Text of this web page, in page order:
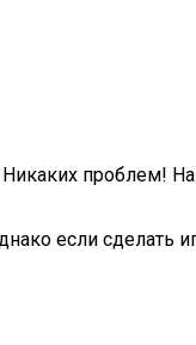
проблем!
если сделать